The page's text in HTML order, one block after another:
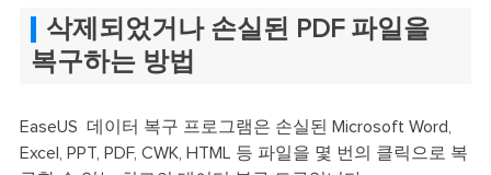
삭제되었거나 손실된 PDF 파일을
복구하는 방법
EaseUS 데이터 복구 프로그램은 손실된 Microsoft Word,
Excel, PPT, PDF, CWK, HTML 등 파일을 몇 번의 클릭으로 복